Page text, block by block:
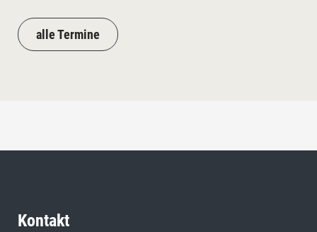
alle Termine
Kontakt